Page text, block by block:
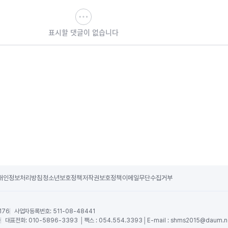
표시할 댓글이 없습니다
인정보처리방침 청소년보호정책저작권보호정책 이메일무단수집거부
사업자등록번호: 511-08-48441
대표전화: 010-5896-3393 │팩스 : 054.554.3393│E-mail :